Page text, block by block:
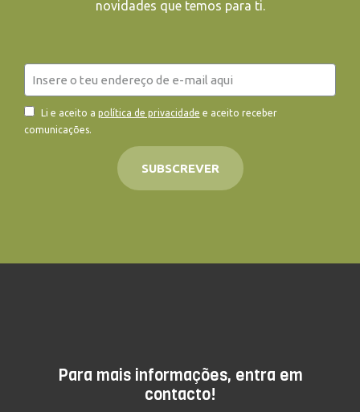
novidades que temos para ti.
Li e aceito a política de privacidade e aceito receber
comunicações.
SUBSCREVER
Para mais informações, entra em
contacto!